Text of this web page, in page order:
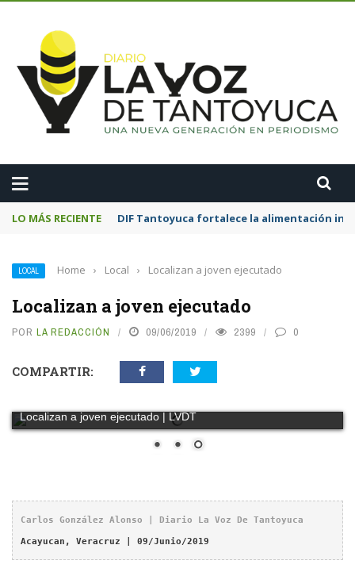
LO MÁS RECIENTE DIF Tantoyuca fortalece la alimentación
LOCAL Home › Local › Localizan a joven ejecutado
Localizan a joven ejecutado
POR LA REDACCIÓN 09/06/2019 2399 0
COMPARTIR:
Localizan a joven ejecutado | LVDT
Carlos González Alonso | Diario La Voz De Tantoyuca
Acayucan, Veracruz | 09/Junio/2019